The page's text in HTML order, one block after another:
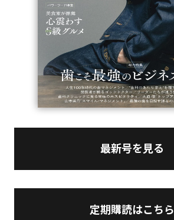
最新号を見る
定期購読はこちら